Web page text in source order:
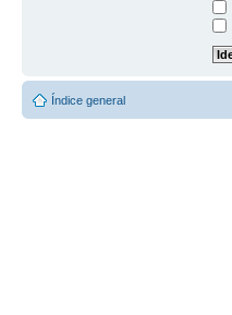
Índice general